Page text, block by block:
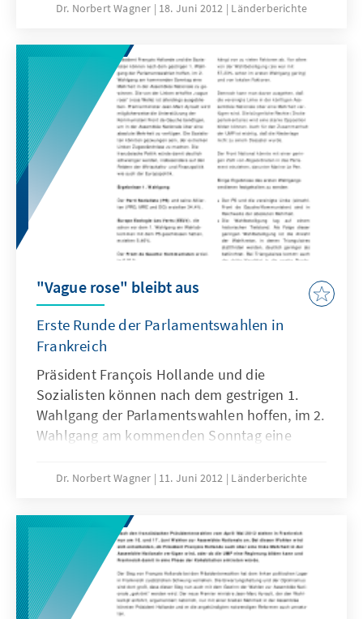
Dr. Norbert Wagner 18. Juni 2012 Länderberichte
"Vague rose" bleibt aus
Erste Runde der Parlamentswahlen in
Frankreich
Präsident François Hollande und die
Sozialisten können nach dem gestrigen 1.
Wahlgang der Parlamentswahlen hoffen, im 2.
Wahlgang am kommenden Sonntag eine
gewinnen.
Dr. Norbert Wagner 11. Juni 2012 Länderberichte